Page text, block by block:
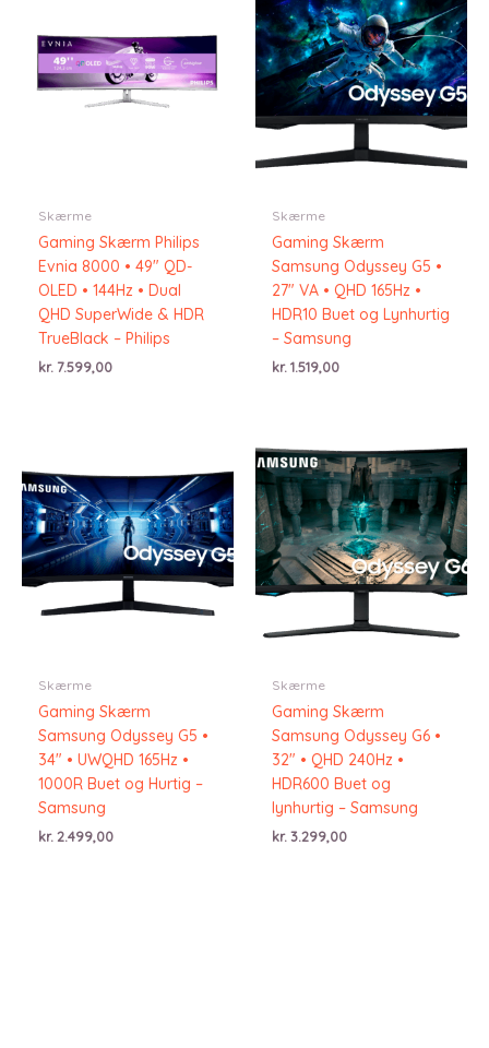
Skærme
Gaming Skærm Philips
Evnia 8000 • 49″ QD-
OLED • 144Hz • Dual
QHD SuperWide & HDR
TrueBlack – Philips
kr. 7.599,00
Skærme
Gaming Skærm
Samsung Odyssey G5 •
27″ VA • QHD 165Hz •
HDR10 Buet og Lynhurtig
– Samsung
kr. 1.519,00
Skærme
Gaming Skærm
Samsung Odyssey G5 •
34″ • UWQHD 165Hz •
1000R Buet og Hurtig –
Samsung
kr.2.499,00
Skærme
Gaming Skærm
Samsung Odyssey G6 •
32″ • QHD 240Hz •
HDR600 Buet og
lynhurtig – Samsung
kr.3.299,00